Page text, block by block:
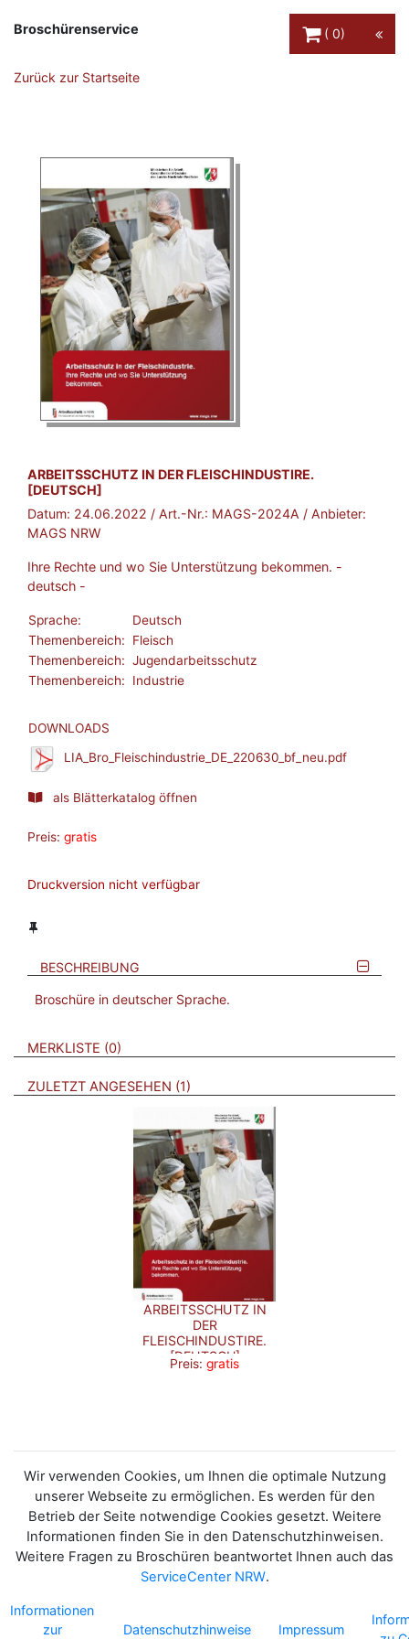
Broschürenservice
0
Zurück zur Startseite
BROSCHÜRE:
ARBEITSSCHUTZ IN DER FLEISCHINDUSTIRE.
[DEUTSCH]
Datum: 24.06.2022 / Art.-Nr.: MAGS-2024A / Anbieter:
MAGS NRW
Ihre Rechte und wo Sie Unterstützung bekommen. -
deutsch -
Sprache:
Deutsch
Themenbereich:
Fleisch
Themenbereich: Jugendarbeitsschutz
Themenbereich:
Industrie
DOWNLOADS
LIA_Bro_Fleischindustrie_DE_220630_bf_neu.pdf
als Blätterkatalog öffnen
Preis: gratis
Druckversion nicht verfügbar
BESCHREIBUNG
Broschüre in deutscher Sprache.
VERWEISE AUF VERMERKTE- ODER ZULETZT ANGESEHENE
MERKLISTE 0 BROSCHÜREN
ZULETZT ANGESEHEN 1 BROSCHÜREN
ARBEITSSCHUTZ IN
DER
FLEISCHINDUSTIRE.
[DEUTSCH]
Preis: gratis
Wir verwenden Cookies, um Ihnen die optimale Nutzung
unserer Webseite zu ermöglichen. Es werden für den
Betrieb der Seite notwendige Cookies gesetzt. Weitere
Informationen finden Sie in den Datenschutzhinweisen.
Weitere Fragen zu Broschüren beantwortet Ihnen auch das
ServiceCenter NRW.
Informationen
zur
Datenschutzhinweise Impressum